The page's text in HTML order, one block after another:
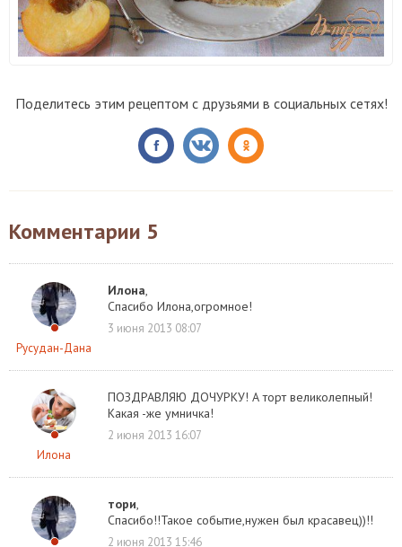
Поделитесь этим рецептом с друзьями в социальных сетях!
Комментарии 5
Русудан-Дана
Илона,
Спасибо Илона,огромное!
3 июня 2013 08:07
Илона
ПОЗДРАВЛЯЮ ДОЧУРКУ! А торт великолепный!
Какая -же умничка!
2 июня 2013 16:07
тори,
Спасибо!!Такое событие,нужен был красавец))!!
2 июня 2013 15:46